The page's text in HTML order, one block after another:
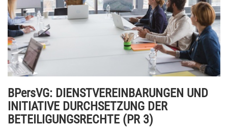
BPersVG: DIENSTVEREINBARUNGEN UND
INITIATIVE DURCHSETZUNG DER
BETEILIGUNGSRECHTE (PR 3)